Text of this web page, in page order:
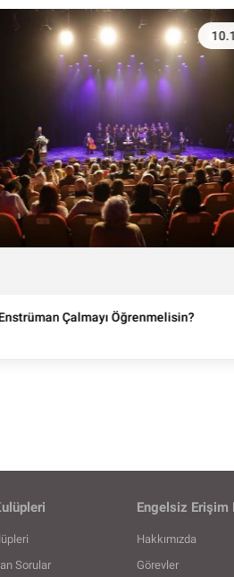
Çalmayı Öğrenmelisin?
Sorular
Engelsiz Erişim
Hakkımızda
Görevler